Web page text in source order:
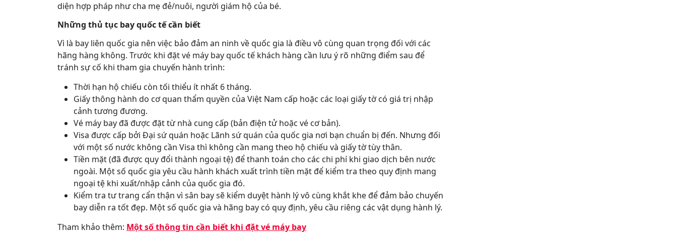
diện hợp pháp như cha mẹ đẻ/nuôi, người giám hộ của bé.
Những thủ tục bay quốc tế cần biết
Vì là bay liên quốc gia nên việc bảo đảm an ninh về quốc gia là điều vô cùng quan trọng đối với các
hãng hàng không. Trước khi đặt vé máy bay quốc tế khách hàng cần lưu ý rõ những điểm sau để
tránh sự cố khi tham gia chuyến hành trình:
Thời hạn hộ chiếu còn tối thiểu ít nhất 6 tháng.
Giấy thông hành do cơ quan thẩm quyền của Việt Nam cấp hoặc các loại giấy tờ có giá trị nhập
cảnh tương đương.
Vé máy bay đã được đặt từ nhà cung cấp (bản điện tử hoặc vé cơ bản).
Visa được cấp bởi Đại sứ quán hoặc Lãnh sứ quán của quốc gia nơi bạn chuẩn bị đến. Nhưng đối
với một số nước không cần Visa thì không cần mang theo hộ chiếu và giấy tờ tùy thân.
Tiền mặt (đã được quy đổi thành ngoại tệ) để thanh toán cho các chi phí khi giao dịch bên nước
ngoài. Một số quốc gia yêu cầu hành khách xuất trình tiền mặt để kiểm tra theo quy định mang
ngoại tệ khi xuất/nhập cảnh của quốc gia đó.
Kiểm tra tư trang cẩn thận vì sân bay sẽ kiểm duyệt hành lý vô cùng khắt khe để đảm bảo chuyến
bay diễn ra tốt đẹp. Một số quốc gia và hãng bay có quy định, yêu cầu riêng các vật dụng hành lý.
Tham khảo thêm: Một số thông tin cần biết khi đặt vé máy bay